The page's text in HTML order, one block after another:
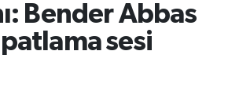
Bender Abbas
sesi
Durumu ve Fikstür